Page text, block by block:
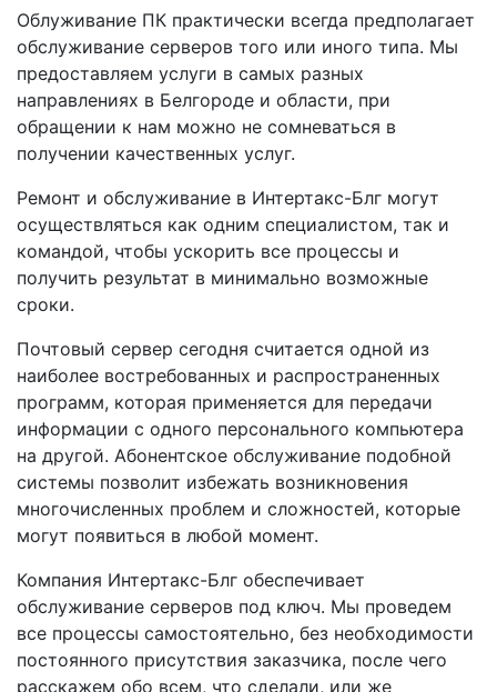
Облуживание ПК практически всегда предполагает
обслуживание серверов того или иного типа. Мы
предоставляем услуги в самых разных
направлениях в Белгороде и области, при
обращении к нам можно не сомневаться в
получении качественных услуг.
Ремонт и обслуживание в Интертакс-Блг могут
осуществляться как одним специалистом, так и
командой, чтобы ускорить все процессы и
получить результат в минимально возможные
сроки.
Почтовый сервер сегодня считается одной из
наиболее востребованных и распространенных
программ, которая применяется для передачи
информации с одного персонального компьютера
на другой. Абонентское обслуживание подобной
системы позволит избежать возникновения
многочисленных проблем и сложностей, которые
могут появиться в любой момент.
Компания Интертакс-Блг обеспечивает
обслуживание серверов под ключ. Мы проведем
все процессы самостоятельно, без необходимости
постоянного присутствия заказчика, после чего
расскажем обо всем, что сделали, или же